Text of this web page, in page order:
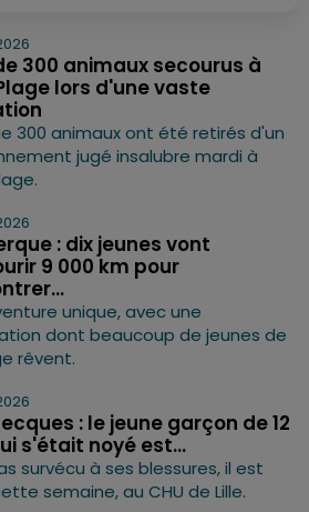
300 animaux secourus à
lors d'une vaste
300 animaux ont été retirés d'un
jugé insalubre mardi à
: dix jeunes vont
9 000 km pour
unique, avec une
dont beaucoup de jeunes de
rêvent.
: le jeune garçon de 12
s'était noyé est...
survécu à ses blessures, il est
semaine, au CHU de Lille.